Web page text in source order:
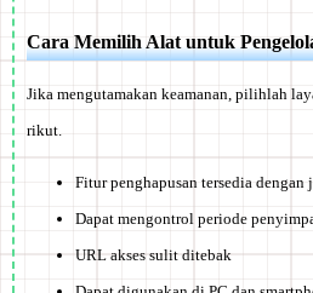
Cara Memilih Alat untuk
Jika mengutamakan keamanan, pilihlah
rikut.
Fitur penghapusan tersedia dengan
Dapat mengontrol periode
URL akses sulit ditebak